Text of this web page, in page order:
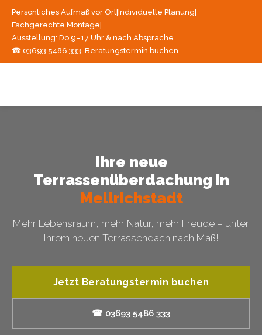
Persönliches Aufmaß vor Ort Individuelle Planung
Fachgerechte Montage
Ausstellung: Do 9–17 Uhr & nach Absprache
☎ 03693 5486 333 Beratungstermin buchen
Ihre neue
Terrassenüberdachung in
Mellrichstadt
Mehr Lebensraum, mehr Natur, mehr Freude – unter
Ihrem neuen Terrassendach nach Maß!
Jetzt Beratungstermin buchen
☎ 03693 5486 333